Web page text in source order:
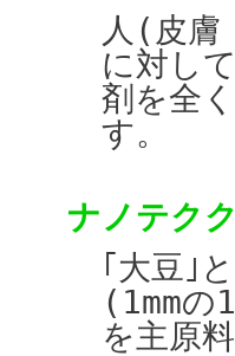
人(皮膚
に対し
剤を全
す。
ナノテク
｢大豆｣
(1mm
を主原